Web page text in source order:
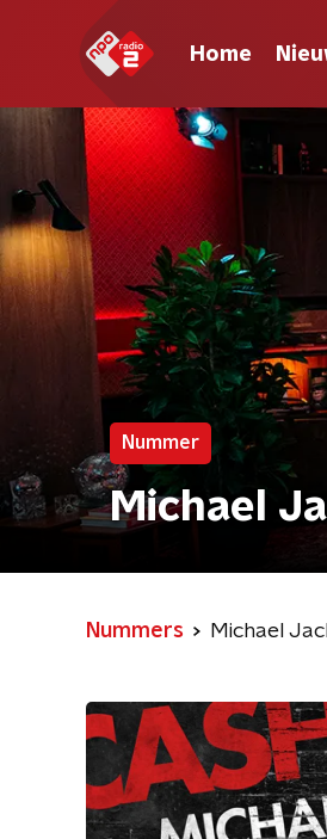
Home
Nummer
Michael
Nummers Michael